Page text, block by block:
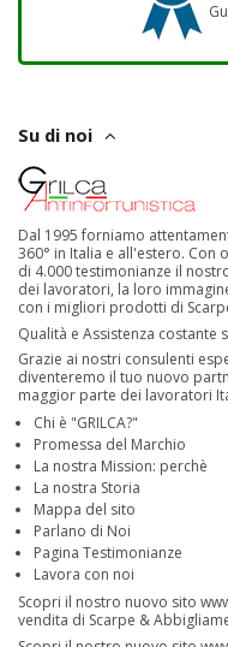
Su di noi
Dal 1995 forniamo
360° in Italia e all'estero. Con
di 4.000 testimonianze il
dei lavoratori, la loro
con i migliori prodotti di
Qualità e Assistenza
Grazie ai nostri consulenti
diventeremo il tuo nuovo
maggior parte dei lavoratori
Chi è "GRILCA?"
Promessa del Marchio
La nostra Mission: perchè
La nostra Storia
Mappa del sito
Parlano di Noi
Pagina Testimonianze
Lavora con noi
Scopri il nostro nuovo sito
vendita di Scarpe &